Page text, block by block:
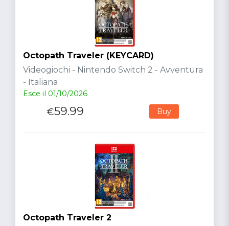
Octopath Traveler (KEYCARD)
Videogiochi - Nintendo Switch 2 - Avventura
- Italiana
Esce il 01/10/2026
€59.99 Buy
Octopath Traveler 2